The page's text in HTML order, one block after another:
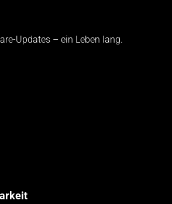
Updates – ein Leben lang.